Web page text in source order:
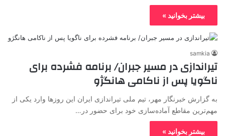
بیشتر بخوانید »
samkia
تیراندازی در مسیر جبران/ برنامه فشرده برای
ناگویا پس از ناکامی هانگژو
به گزارش خبرنگار مهر، تیم ملی تیراندازی ایران این روزها وارد یکی از
مهم‌ترین مقاطع آماده‌سازی خود برای حضور در…
بیشتر بخوانید »